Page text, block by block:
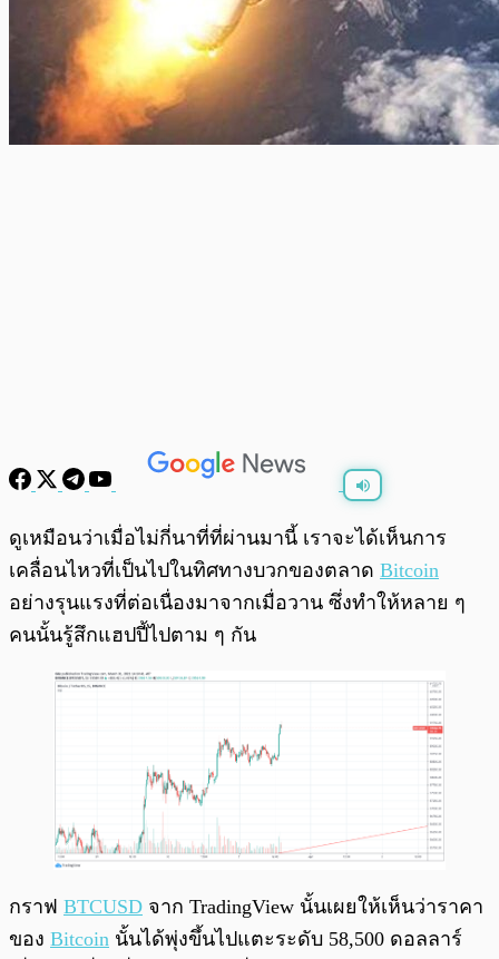
พร้อมเล่น 0:00
ดูเหมือนว่าเมื่อไม่กี่นาที่ที่ผ่านมานี้ เราจะได้เห็นการ
เคลื่อนไหวที่เป็นไปในทิศทางบวกของตลาด Bitcoin
อย่างรุนแรงที่ต่อเนื่องมาจากเมื่อวาน ซึ่งทำให้หลาย ๆ
คนนั้นรู้สึกแฮปปี้ไปตาม ๆ กัน
กราฟ BTCUSD จาก TradingView นั้นเผยให้เห็นว่าราคา
ของ Bitcoin นั้นได้พุ่งขึ้นไปแตะระดับ 58,500 ดอลลาร์